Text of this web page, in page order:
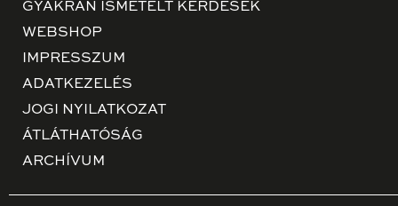
GYAKRAN ISMÉTELT KÉRDÉSEK
WEBSHOP
IMPRESSZUM
ADATKEZELÉS
JOGI NYILATKOZAT
ÁTLÁTHATÓSÁG
ARCHÍVUM